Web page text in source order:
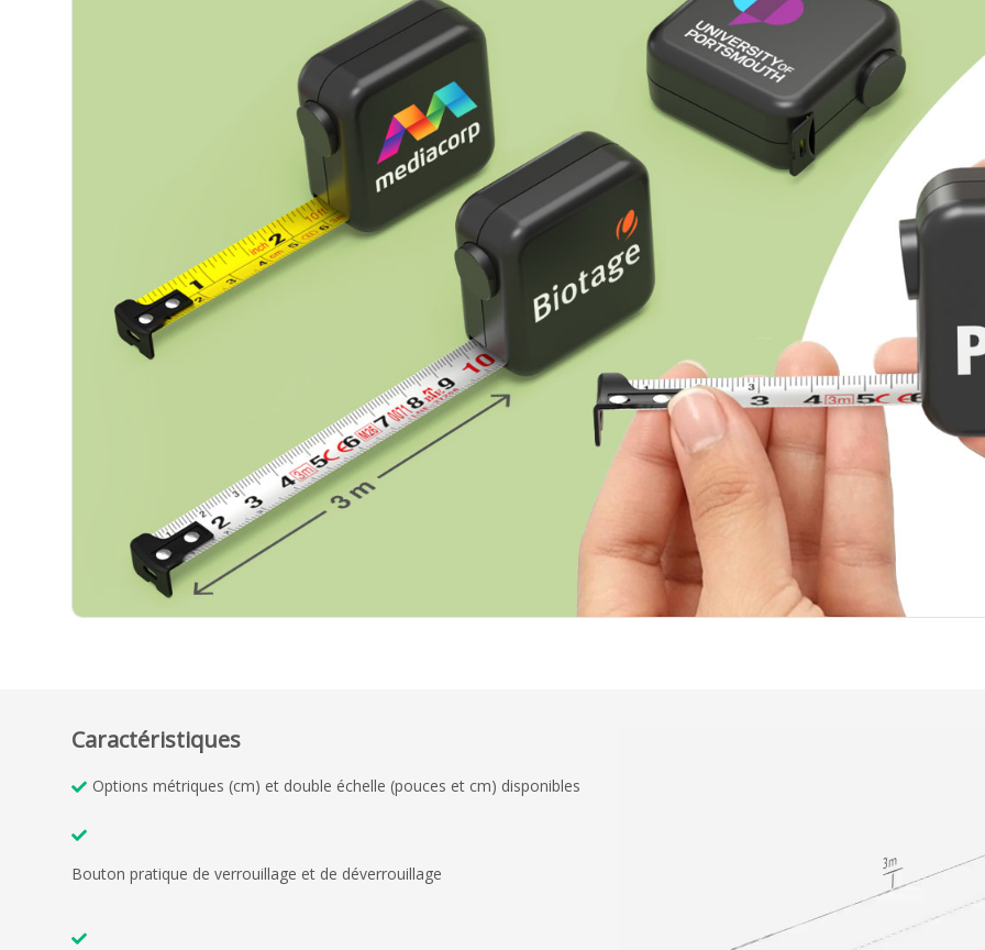
Caractéristiques
Options métriques (cm) et double échelle (pouces et cm) disponibles
Bouton pratique de verrouillage et de déverrouillage